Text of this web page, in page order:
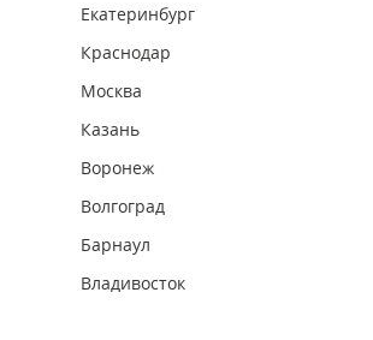
Екатеринбург
Краснодар
Москва
Казань
Воронеж
Волгоград
Барнаул
Владивосток